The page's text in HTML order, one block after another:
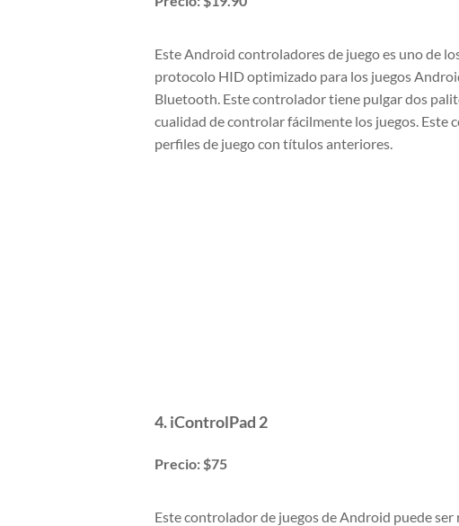
Este Android controladores de juego es uno de
protocolo HID optimizado para los juegos
Bluetooth. Este controlador tiene pulgar dos
cualidad de controlar fácilmente los juegos. Este
perfiles de juego con títulos anteriores.
4. iControlPad 2
Precio: $75
Este controlador de juegos de Android puede